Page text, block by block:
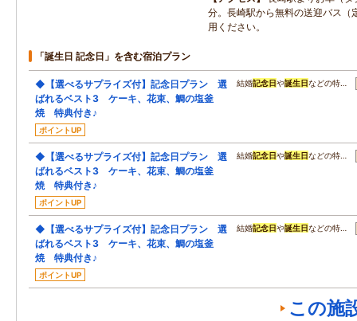
分。長崎駅から無料の送迎バス（
用ください。
「誕生日 記念日」を含む宿泊プラン
◆【選べるサプライズ付】記念日プラン 選
ばれるベスト3 ケーキ、花束、鯛の塩釜
焼 特典付き♪
ポイントUP
結婚記念日や誕生日などの特…
◆【選べるサプライズ付】記念日プラン 選
ばれるベスト3 ケーキ、花束、鯛の塩釜
焼 特典付き♪
ポイントUP
結婚記念日や誕生日などの特…
◆【選べるサプライズ付】記念日プラン 選
ばれるベスト3 ケーキ、花束、鯛の塩釜
焼 特典付き♪
ポイントUP
結婚記念日や誕生日などの特…
この施